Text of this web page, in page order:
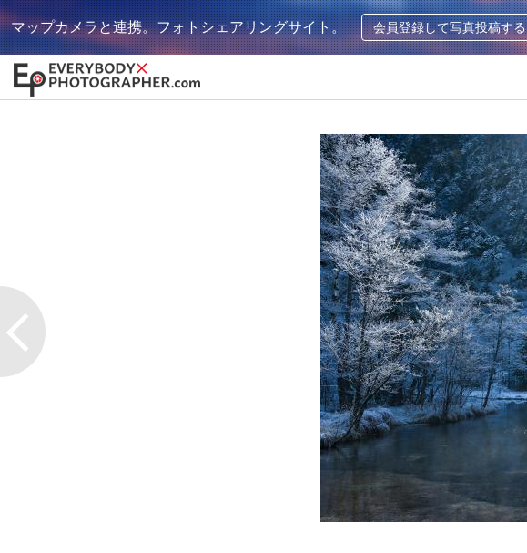
マップカメラと連携。フォトシェアリングサイト。 会員登録して写真投稿する